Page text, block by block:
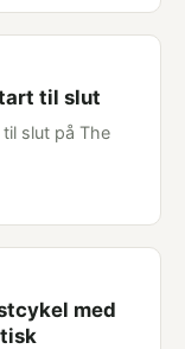
til slut
slut på The
med